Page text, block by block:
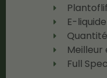
E-
Meilleur
Full